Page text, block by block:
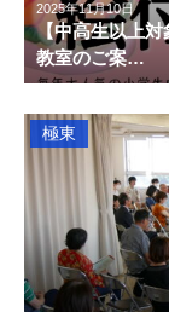
2025年11月10日
【中高生以上
教室のご案…
極東